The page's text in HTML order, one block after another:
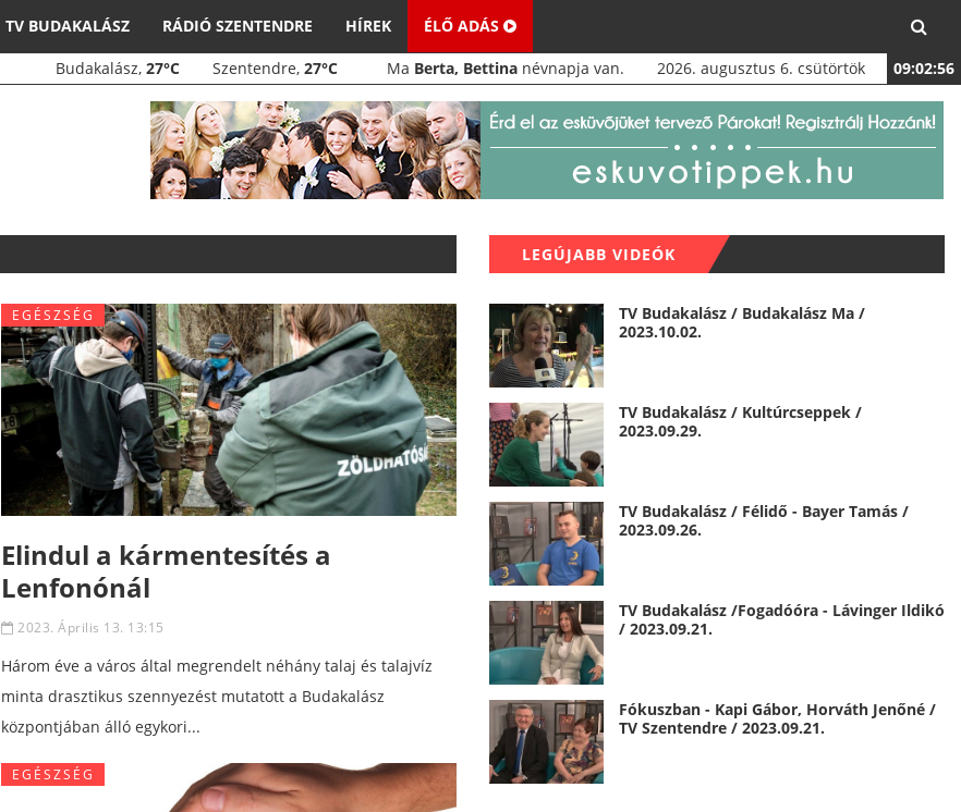
TV BUDAKALÁSZ RÁDIÓ SZENTENDRE HÍREK ÉLŐ ADÁS
Budakalász, 27°C Szentendre, 27°C Ma Berta, Bettina névnapja van. 2026. augusztus 6. csütörtök 09:02:57
EGÉSZSÉG
Elindul a kármentesítés a
Lenfonónál
2023. Április 13. 13:15
Három éve a város által megrendelt néhány talaj és talajvíz
minta drasztikus szennyezést mutatott a Budakalász
központjában álló egykori...
EGÉSZSÉG
LEGÚJABB VIDEÓK
TV Budakalász / Budakalász Ma /
2023.10.02.
TV Budakalász / Kultúrcseppek /
2023.09.29.
TV Budakalász / Félidő - Bayer Tamás /
2023.09.26.
TV Budakalász /Fogadóóra - Lávinger Ildikó
/ 2023.09.21.
Fókuszban - Kapi Gábor, Horváth Jenőné /
TV Szentendre / 2023.09.21.